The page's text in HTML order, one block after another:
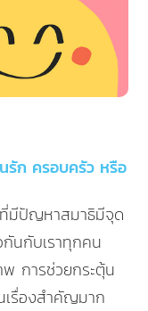
รัก ครอบครัว หรือ
ที่มีปัญหาสมาธิมีจุด
นกับเราทุกคน
พ การช่วยกระตุ้น
เรื่องสำคัญมาก